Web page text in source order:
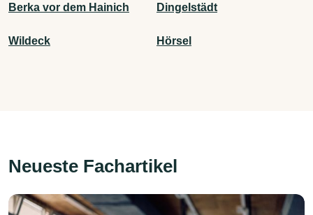
Berka vor dem Hainich Dingelstädt
Wildeck Hörsel
Neueste Fachartikel